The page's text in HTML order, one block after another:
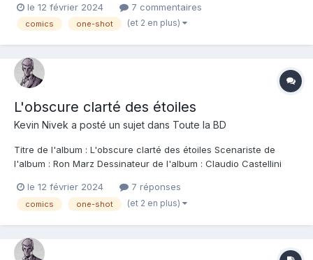
connu chez Marvel , DC , il a même travaillé sur Conan , Claudio
Castellini est de la trempe des grands...
le 12 février 2024 7 commentaires
comics one-shot (et 2 en plus)
L'obscure clarté des étoiles
Kevin Nivek a posté un sujet dans Toute la BD
Titre de l'album : L'obscure clarté des étoiles Scenariste de
l'album : Ron Marz Dessinateur de l'album : Claudio Castellini
Une mystérieuse comète, constituée d'une énergie en
apparence inépuisable, s'app...
le 12 février 2024 7 réponses
comics one-shot (et 2 en plus)